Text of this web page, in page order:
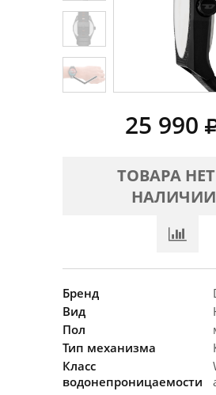
25 990
ТОВАРА
НАЛИЧИИ
Бренд
Вид
Пол
Тип механизма
Класс
водонепроницаемости